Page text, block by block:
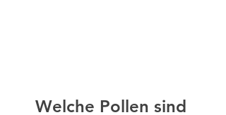
Welche Pollen sind